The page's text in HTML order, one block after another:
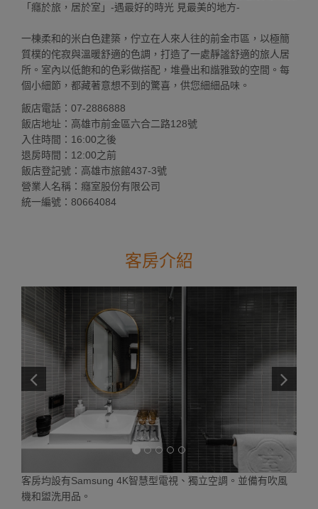
「癮於旅，居於室」-遇最好的時光 見最美的地方-
一棟柔和的米白色建築，佇立在人來人往的前金市區，以極簡
質樸的侘寂與溫暖舒適的色調，打造了一處靜謐舒適的旅人居
所。室內以低飽和的色彩做搭配，堆疊出和諧雅致的空間。每
個小細節，都藏著意想不到的驚喜，供您細細品味。
飯店電話：07-2886888
飯店地址：高雄市前金區六合二路128號
入住時間：16:00之後
退房時間：12:00之前
飯店登記號：高雄市旅館437-3號
營業人名稱：癮室股份有限公司
統一編號：80664084
客房介紹
客房均設有Samsung 4K智慧型電視、獨立空調。並備有吹風
機和盥洗用品。